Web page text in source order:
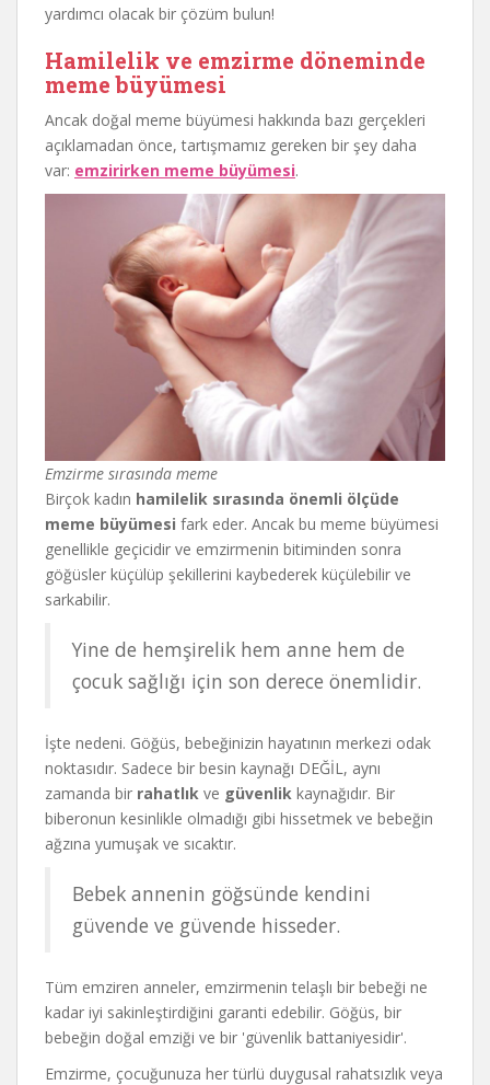
yardımcı olacak bir çözüm bulun!
Hamilelik ve emzirme döneminde
meme büyümesi
Ancak doğal meme büyümesi hakkında bazı gerçekleri
açıklamadan önce, tartışmamız gereken bir şey daha
var: emzirirken meme büyümesi.
Emzirme sırasında meme
Birçok kadın hamilelik sırasında önemli ölçüde
meme büyümesi fark eder. Ancak bu meme büyümesi
genellikle geçicidir ve emzirmenin bitiminden sonra
göğüsler küçülüp şekillerini kaybederek küçülebilir ve
sarkabilir.
Yine de hemşirelik hem anne hem de
çocuk sağlığı için son derece önemlidir.
İşte nedeni. Göğüs, bebeğinizin hayatının merkezi odak
noktasıdır. Sadece bir besin kaynağı DEĞİL, aynı
zamanda bir rahatlık ve güvenlik kaynağıdır. Bir
biberonun kesinlikle olmadığı gibi hissetmek ve bebeğin
ağzına yumuşak ve sıcaktır.
Bebek annenin göğsünde kendini
güvende ve güvende hisseder.
Tüm emziren anneler, emzirmenin telaşlı bir bebeği ne
kadar iyi sakinleştirdiğini garanti edebilir. Göğüs, bir
bebeğin doğal emziği ve bir 'güvenlik battaniyesidir'.
Emzirme, çocuğunuza her türlü duygusal rahatsızlık veya